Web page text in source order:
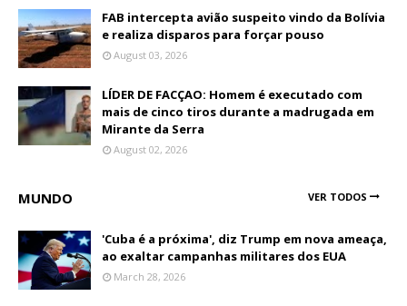
FAB intercepta avião suspeito vindo da Bolívia
e realiza disparos para forçar pouso
August 03, 2026
LÍDER DE FACÇAO: Homem é executado com
mais de cinco tiros durante a madrugada em
Mirante da Serra
August 02, 2026
MUNDO VER TODOS
'Cuba é a próxima', diz Trump em nova ameaça,
ao exaltar campanhas militares dos EUA
March 28, 2026